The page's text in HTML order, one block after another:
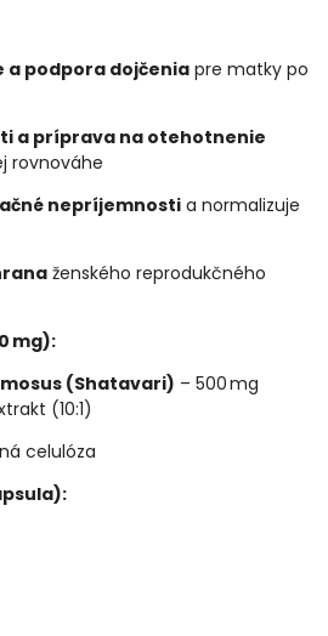
a podpora dojčenia pre matky po
a príprava na otehotnenie
rovnováhe
nepríjemnosti a normalizuje
ženského reprodukčného
mg):
(Shatavari) – 500 mg
(10:1)
celulóza